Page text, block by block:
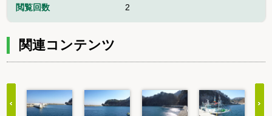
閲覧回数 2
関連コンテンツ